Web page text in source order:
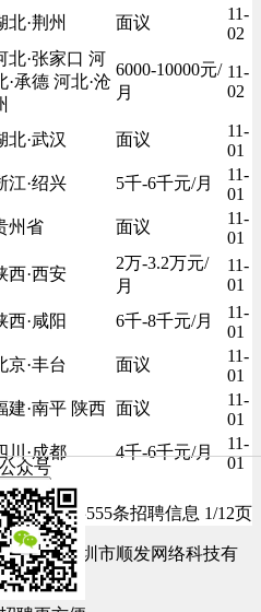
北·荆州
面议
11-
02
北·张家口 河
·承德 河北·沧
6000-10000元/
月
11-
02
北·武汉 面议
11-
01
江·绍兴
5千-6千元/月
11-
01
州省
面议
11-
01
西·西安
2万-3.2万元/
月
11-
01
西·咸阳
6千-8千元/月
11-
01
京·丰台
面议
11-
01
建·南平 陕西 面议
11-
01
川·成都
4千-6千元/月
11-
01
职位
共555条招聘信息 1/12页
址多少深圳市顺发网络科技有
所有
公众号